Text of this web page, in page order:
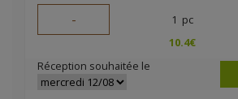
- 1 pc
10.4€
Réception souhaitée le